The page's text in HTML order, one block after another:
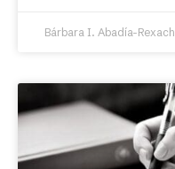
Bárbara I. Abadía-Rexach